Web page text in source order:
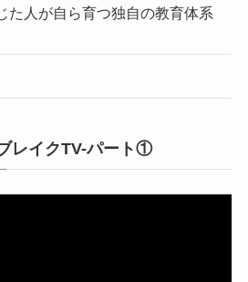
た人が自ら育つ独自の教育体系
レイクTV-パート①